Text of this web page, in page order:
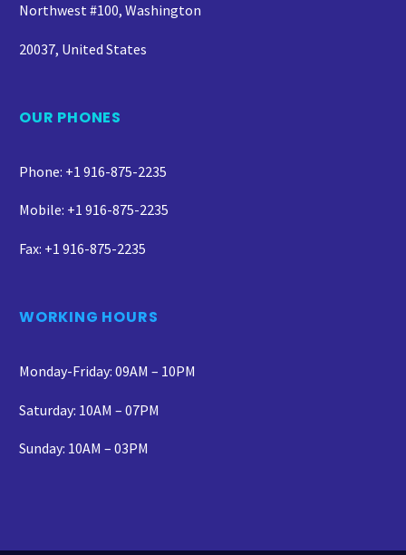
Northwest #100, Washington
20037, United States
OUR PHONES
Phone: +1 916-875-2235
Mobile: +1 916-875-2235
Fax: +1 916-875-2235
WORKING HOURS
Monday-Friday: 09AM – 10PM
Saturday: 10AM – 07PM
Sunday: 10AM – 03PM